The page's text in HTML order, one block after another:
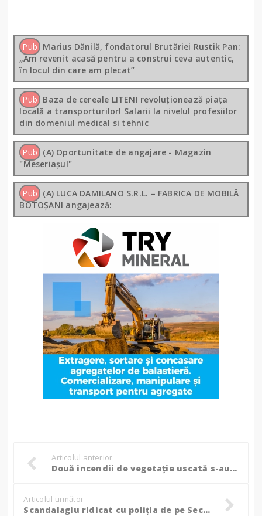
Pub Marius Dănilă, fondatorul Brutăriei Rustik Pan:
„Am revenit acasă pentru a construi ceva autentic,
în locul din care am plecat”
Pub Baza de cereale LITENI revoluționează piața
locală a transporturilor! Salarii la nivelul profesiilor
din domeniul medical si tehnic
Pub (A) Oportunitate de angajare - Magazin
"Meseriașul"
Pub (A) LUCA DAMILANO S.R.L. – FABRICA DE MOBILĂ
BOTOȘANI angajează:
Articolul anterior
Două incendii de vegetație uscată s-au produs la Suharău și Tulbureni. Pompierii au intervenit de urgență
Articolul următor
Scandalagiu ridicat cu poliția de pe Secția de Chirurgie. „Am sunat la 112 și le-am zis: fie mă bat cu el, fie veniți și îl luați” (video)